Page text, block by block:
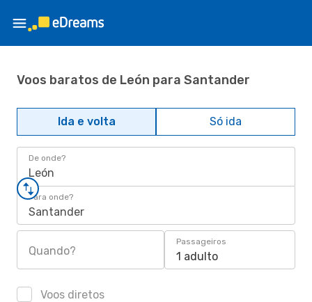
Voos baratos de León para Santander
Ida e volta Só ida
De onde?
León
Para onde?
Santander
Quando?
Passageiros
1 adulto
Voos diretos